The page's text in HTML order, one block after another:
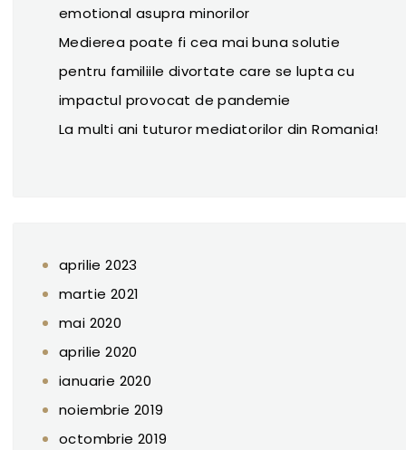
emotional asupra minorilor
Medierea poate fi cea mai buna solutie
pentru familiile divortate care se lupta cu
impactul provocat de pandemie
La multi ani tuturor mediatorilor din Romania!
aprilie 2023
martie 2021
mai 2020
aprilie 2020
ianuarie 2020
noiembrie 2019
octombrie 2019